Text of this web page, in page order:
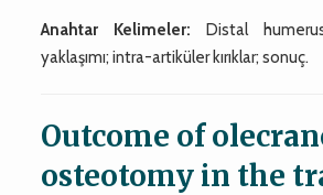
Anahtar Kelimeler: Distal
yaklaşımı; intra-artiküler kırıklar; sonuç.
Outcome of
osteotomy in the